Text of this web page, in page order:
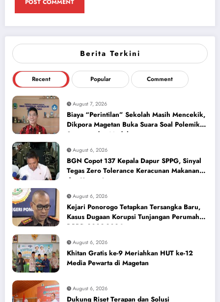
Berita Terkini
Recent Popular Comment
August 7, 2026
Biaya “Perintilan” Sekolah Masih Mencekik,
Dikpora Magetan Buka Suara Soal Polemik
Seragam dan Modul
August 6, 2026
BGN Copot 137 Kepala Dapur SPPG, Sinyal
Tegas Zero Tolerance Keracunan Makanan
dan Korupsi
August 6, 2026
Kejari Ponorogo Tetapkan Tersangka Baru,
Kasus Dugaan Korupsi Tunjangan Perumahan
DPRD 2023-2026
August 6, 2026
Khitan Gratis ke-9 Meriahkan HUT ke-12
Media Pewarta di Magetan
August 6, 2026
Dukung Riset Terapan dan Solusi